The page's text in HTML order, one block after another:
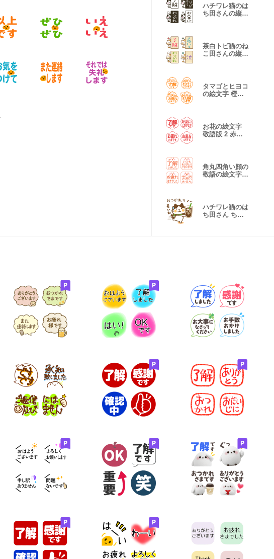
ハチワレ猫のは
ち田さんの縦書
茶白トビ猫のね
こ田さんの縦書
タマゴとヒヨコ
の絵文字 橙色
お花の絵文字
敬語版 2 赤色
角丸四角い顔の
敬語の絵文字
ハチワレ猫のは
ち田さん ちょ